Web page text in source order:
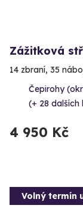
Zážitková
14 zbraní, 35
Čepirohy
(+ 28 dalších
4 950 Kč
Volný termín